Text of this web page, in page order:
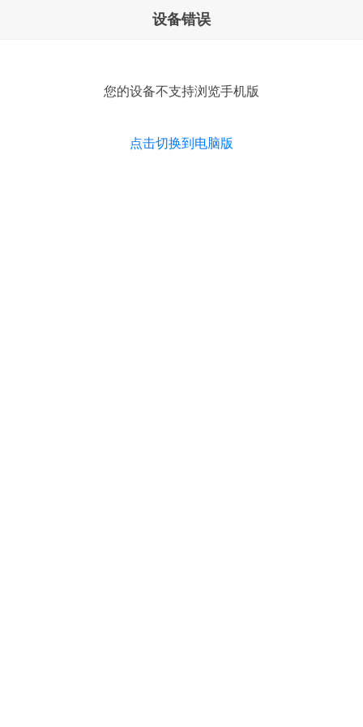
设备错误
您的设备不支持浏览手机版
点击切换到电脑版